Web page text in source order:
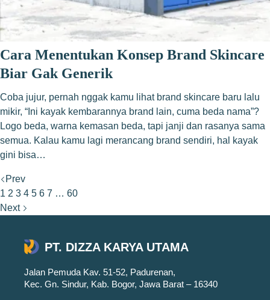
Cara Menentukan Konsep Brand Skincare
Biar Gak Generik
Coba jujur, pernah nggak kamu lihat brand skincare baru lalu
mikir, “Ini kayak kembarannya brand lain, cuma beda nama”?
Logo beda, warna kemasan beda, tapi janji dan rasanya sama
semua. Kalau kamu lagi merancang brand sendiri, hal kayak
gini bisa…
Prev
1 2 3 4 5 6 7 … 60
Next
PT. DIZZA KARYA UTAMA
Jalan Pemuda Kav. 51-52, Padurenan,
Kec. Gn. Sindur, Kab. Bogor, Jawa Barat – 16340